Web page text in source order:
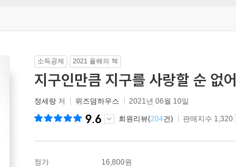
소득공제 2021 올해의 책
지구인만큼 지구를 사랑할 순 없어
정세랑 저 위즈덤하우스 2021년 06월 10일
9.6 회원리뷰(204건) 판매지수 1,320
정가 16,800원